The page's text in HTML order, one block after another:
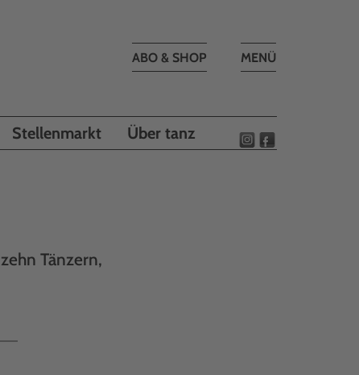
Toggle
MENÜ
ABO & SHOP
Stellenmarkt Über tanz
Tänzern,